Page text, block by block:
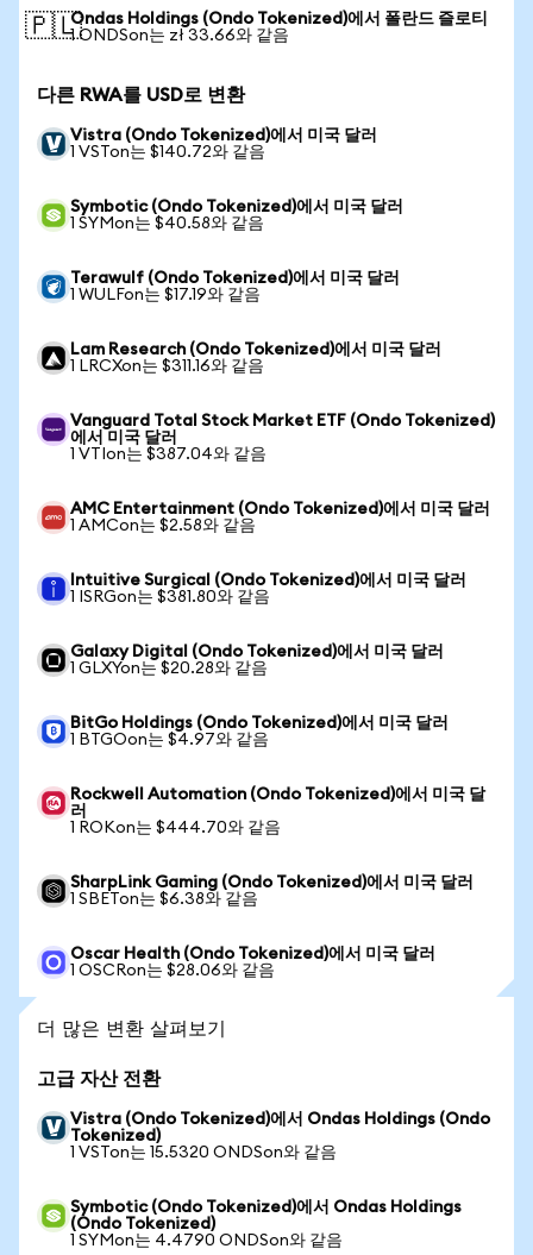
🇵🇱Ondas Holdings (Ondo Tokenized)에서 폴란드 즐로티
1 ONDSon는 zł 33.66와 같음
다른 RWA를 USD로 변환
Vistra (Ondo Tokenized)에서 미국 달러
1 VSTon는 $140.72와 같음
Symbotic (Ondo Tokenized)에서 미국 달러
1 SYMon는 $40.58와 같음
Terawulf (Ondo Tokenized)에서 미국 달러
1 WULFon는 $17.19와 같음
Lam Research (Ondo Tokenized)에서 미국 달러
1 LRCXon는 $311.16와 같음
Vanguard Total Stock Market ETF (Ondo Tokenized)
에서 미국 달러
1 VTIon는 $387.04와 같음
AMC Entertainment (Ondo Tokenized)에서 미국 달러
1 AMCon는 $2.58와 같음
Intuitive Surgical (Ondo Tokenized)에서 미국 달러
1 ISRGon는 $381.80와 같음
Galaxy Digital (Ondo Tokenized)에서 미국 달러
1 GLXYon는 $20.28와 같음
BitGo Holdings (Ondo Tokenized)에서 미국 달러
1 BTGOon는 $4.97와 같음
Rockwell Automation (Ondo Tokenized)에서 미국 달
러
1 ROKon는 $444.70와 같음
SharpLink Gaming (Ondo Tokenized)에서 미국 달러
1 SBETon는 $6.38와 같음
Oscar Health (Ondo Tokenized)에서 미국 달러
1 OSCRon는 $28.06와 같음
더 많은 변환 살펴보기
고급 자산 전환
Vistra (Ondo Tokenized)에서 Ondas Holdings (Ondo
Tokenized)
1 VSTon는 15.5320 ONDSon와 같음
Symbotic (Ondo Tokenized)에서 Ondas Holdings
(Ondo Tokenized)
1 SYMon는 4.4790 ONDSon와 같음